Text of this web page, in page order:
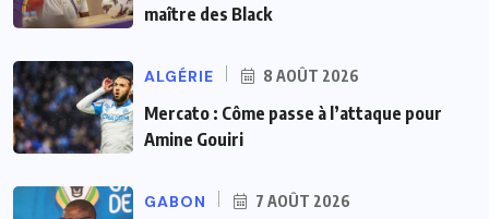
maître des Black
ALGÉRIE 8 AOÛT 2026
Mercato : Côme passe à l’attaque pour
Amine Gouiri
GABON 7 AOÛT 2026